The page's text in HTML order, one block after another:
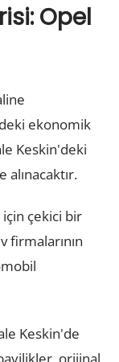
Opel
ekonomik
Keskin'deki
için çekici bir
firmalarının
Keskin'de
orijinal